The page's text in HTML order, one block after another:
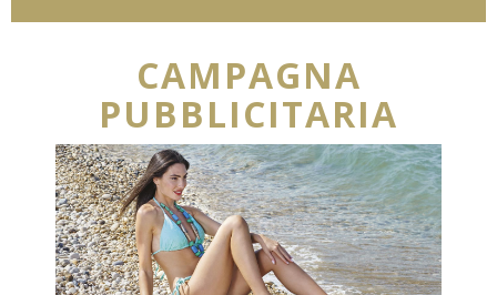
CAMPAGNA
PUBBLICITARIA